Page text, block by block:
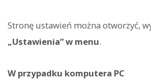
Stronę ustawień można otworzyć,
„Ustawienia” w menu.
W przypadku komputera PC